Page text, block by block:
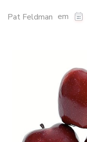
Pat Feldman em